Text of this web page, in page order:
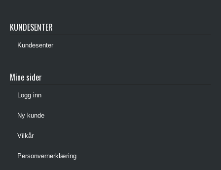
KUNDESENTER
Kundesenter
Mine sider
Logg inn
Ny kunde
Vilkår
Personvernerklæring